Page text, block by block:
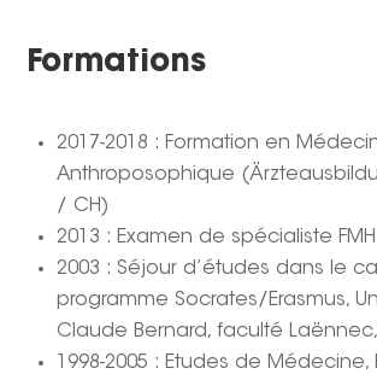
Formations
2017-2018 : Formation en
Anthroposophique
/ CH)
2013 : Examen de spécialiste FMH
2003 : Séjour d’études dans le
programme Socrates/Erasmus,
Claude Bernard, faculté
1998-2005 : Etudes de Médecine,